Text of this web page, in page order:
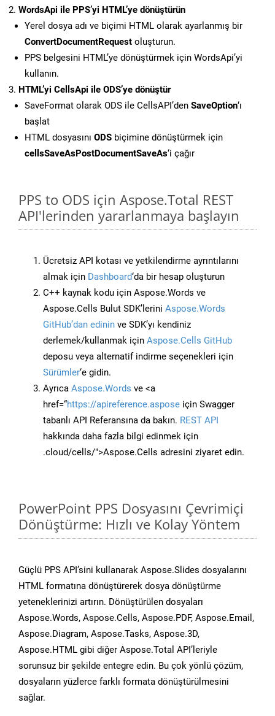
WordsApi ile PPS’yi HTML’ye dönüştürün
Yerel dosya adı ve biçimi HTML olarak ayarlanmış bir
ConvertDocumentRequest oluşturun.
PPS belgesini HTML’ye dönüştürmek için WordsApi’yi
kullanın.
HTML’yi CellsApi ile ODS’ye dönüştür
SaveFormat olarak ODS ile CellsAPI’den SaveOption‘ı
başlat
HTML dosyasını ODS biçimine dönüştürmek için
cellsSaveAsPostDocumentSaveAs‘i çağır
PPS to ODS için Aspose.Total REST
API'lerinden yararlanmaya başlayın
Ücretsiz API kotası ve yetkilendirme ayrıntılarını
almak için Dashboard‘da bir hesap oluşturun
C++ kaynak kodu için Aspose.Words ve
Aspose.Cells Bulut SDK’lerini Aspose.Words
GitHub’dan edinin ve SDK’yı kendiniz
derlemek/kullanmak için Aspose.Cells GitHub
deposu veya alternatif indirme seçenekleri için
Sürümler‘e gidin.
Ayrıca Aspose.Words ve <a
href=“https://apireference.aspose için Swagger
tabanlı API Referansına da bakın. REST API
hakkında daha fazla bilgi edinmek için
.cloud/cells/">Aspose.Cells adresini ziyaret edin.
PowerPoint PPS Dosyasını Çevrimiçi
Dönüştürme: Hızlı ve Kolay Yöntem
Güçlü PPS API’sini kullanarak Aspose.Slides dosyalarını
HTML formatına dönüştürerek dosya dönüştürme
yeteneklerinizi artırın. Dönüştürülen dosyaları
Aspose.Words, Aspose.Cells, Aspose.PDF, Aspose.Email,
Aspose.Diagram, Aspose.Tasks, Aspose.3D,
Aspose.HTML gibi diğer Aspose.Total API’leriyle
sorunsuz bir şekilde entegre edin. Bu çok yönlü çözüm,
dosyaların yüzlerce farklı formata dönüştürülmesini
sağlar.